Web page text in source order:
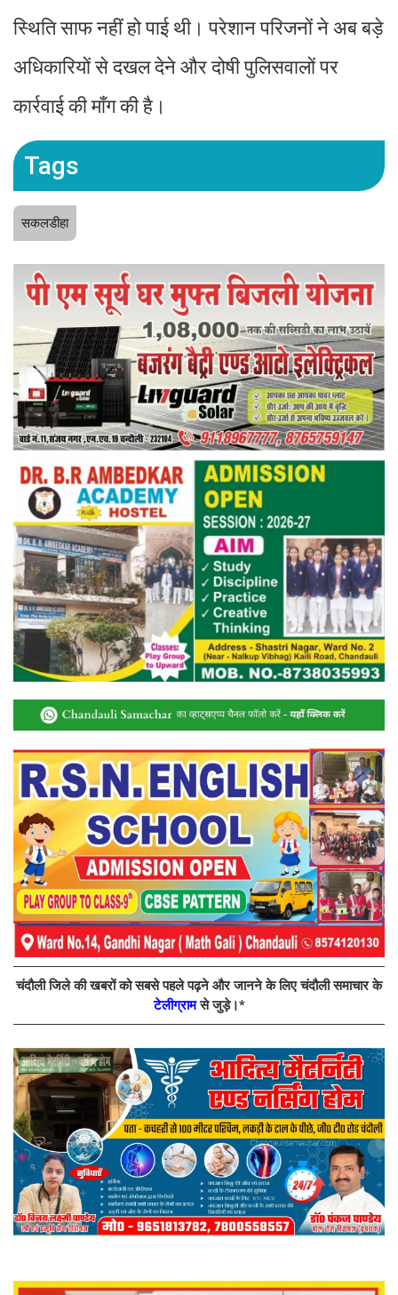
स्थिति साफ नहीं हो पाई थी। परेशान परिजनों ने अब बड़े
अधिकारियों से दखल देने और दोषी पुलिसवालों पर
कार्रवाई की माँग की है।
Tags
सकलडीहा
चंदौली जिले की खबरों को सबसे पहले पढ़ने और जानने के लिए चंदौली समाचार के
टेलीग्रामसे जुड़े।*